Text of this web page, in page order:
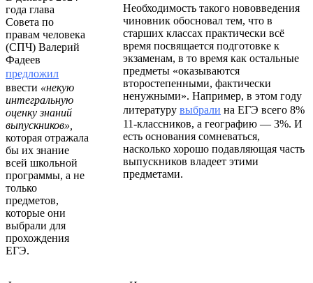
года глава
Совета по
правам человека
(СПЧ) Валерий
Фадеев
предложил
ввести «некую
интегральную
оценку знаний
выпускников»,
которая отражала
бы их знание
всей школьной
программы, а не
только
предметов,
которые они
выбрали для
прохождения
ЕГЭ.
Необходимость такого нововведения
чиновник обосновал тем, что в
старших классах практически всё
время посвящается подготовке к
экзаменам, в то время как остальные
предметы «оказываются
второстепенными, фактически
ненужными». Например, в этом году
литературу выбрали на ЕГЭ всего 8%
11-классников, а географию — 3%. И
есть основания сомневаться,
насколько хорошо подавляющая часть
выпускников владеет этими
предметами.